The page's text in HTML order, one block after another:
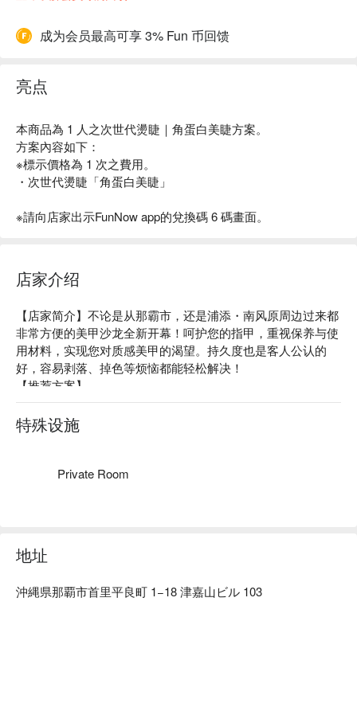
成为会员最高可享 3% Fun 币回馈
亮点
本商品為 1 人之次世代燙睫｜角蛋白美睫方案。
方案內容如下：
※標示價格為 1 次之費用。
・次世代燙睫「角蛋白美睫」
※請向店家出示FunNow app的兌換碼 6 碼畫面。
店家介绍
【店家简介】不论是从那霸市，还是浦添・南风原周边过来都
非常方便的美甲沙龙全新开幕！呵护您的指甲，重视保养与使
用材料，实现您对质感美甲的渴望。持久度也是客人公认的
好，容易剥落、掉色等烦恼都能轻松解决！
【推荐方案】
呵护美甲方案：不使用含丙酮成分的材料。利用 PARA GEL
顶级光疗凝胶不伤害指甲，让您在维持甲面健康的状况下享受
美甲乐趣，另外还有提供甘皮推整服务！
选择镜面美甲！
特殊设施
Private Room
地址
沖縄県那覇市首里平良町 1−18 津嘉山ビル 103